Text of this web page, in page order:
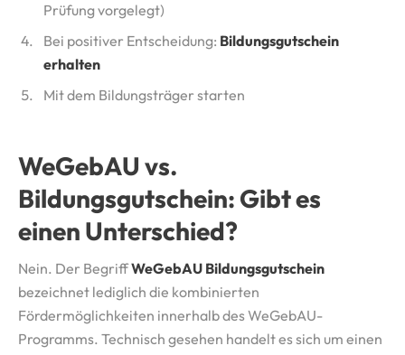
Prüfung vorgelegt)
Bei positiver Entscheidung: Bildungsgutschein
erhalten
Mit dem Bildungsträger starten
WeGebAU vs.
Bildungsgutschein: Gibt es
einen Unterschied?
Nein. Der BegriffWeGebAU Bildungsgutschein
bezeichnet lediglich die kombinierten
Fördermöglichkeiten innerhalb des WeGebAU-
Programms. Technisch gesehen handelt es sich um einen